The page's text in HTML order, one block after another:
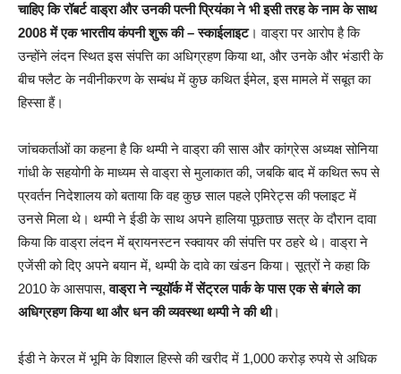
चाहिए कि रॉबर्ट वाड्रा और उनकी पत्नी प्रियंका ने भी इसी तरह के नाम के साथ
2008 में एक भारतीय कंपनी शुरू की – स्काईलाइट। वाड्रा पर आरोप है कि
उन्होंने लंदन स्थित इस संपत्ति का अधिग्रहण किया था, और उनके और भंडारी के
बीच फ्लैट के नवीनीकरण के सम्बंध में कुछ कथित ईमेल, इस मामले में सबूत का
हिस्सा हैं।
जांचकर्ताओं का कहना है कि थम्पी ने वाड्रा की सास और कांग्रेस अध्यक्ष सोनिया
गांधी के सहयोगी के माध्यम से वाड्रा से मुलाकात की, जबकि बाद में कथित रूप से
प्रवर्तन निदेशालय को बताया कि वह कुछ साल पहले एमिरेट्स की फ्लाइट में
उनसे मिला थे। थम्पी ने ईडी के साथ अपने हालिया पूछताछ सत्र के दौरान दावा
किया कि वाड्रा लंदन में ब्रायनस्टन स्क्वायर की संपत्ति पर ठहरे थे। वाड्रा ने
एजेंसी को दिए अपने बयान में, थम्पी के दावे का खंडन किया। सूत्रों ने कहा कि
2010 के आसपास,वाड्रा ने न्यूयॉर्क में सेंट्रल पार्क के पास एक से बंगले का
अधिग्रहण किया था और धन की व्यवस्था थम्पी ने की थी।
ईडी ने केरल में भूमि के विशाल हिस्से की खरीद में 1,000 करोड़ रुपये से अधिक